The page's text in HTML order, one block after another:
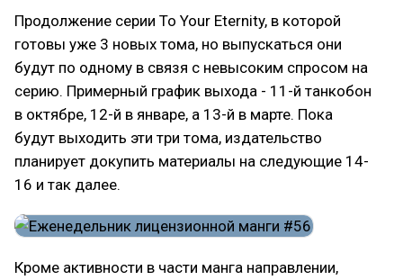
Продолжение серии To Your Eternity, в которой
готовы уже 3 новых тома, но выпускаться они
будут по одному в связя с невысоким спросом на
серию. Примерный график выхода - 11-й танкобон
в октябре, 12-й в январе, а 13-й в марте. Пока
будут выходить эти три тома, издательство
планирует докупить материалы на следующие 14-
16 и так далее.
Кроме активности в части манга направлении,